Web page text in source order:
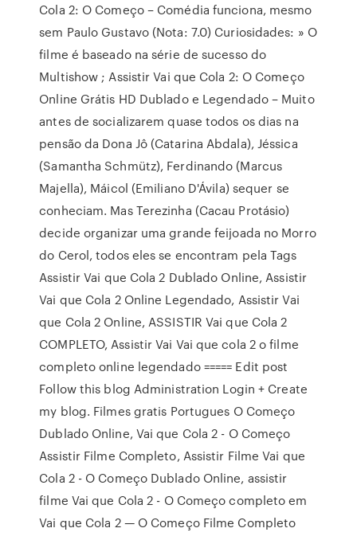
Cola 2: O Começo – Comédia funciona, mesmo
sem Paulo Gustavo (Nota: 7.0) Curiosidades: » O
filme é baseado na série de sucesso do
Multishow ; Assistir Vai que Cola 2: O Começo
Online Grátis HD Dublado e Legendado – Muito
antes de socializarem quase todos os dias na
pensão da Dona Jô (Catarina Abdala), Jéssica
(Samantha Schmütz), Ferdinando (Marcus
Majella), Máicol (Emiliano D'Ávila) sequer se
conheciam. Mas Terezinha (Cacau Protásio)
decide organizar uma grande feijoada no Morro
do Cerol, todos eles se encontram pela Tags
Assistir Vai que Cola 2 Dublado Online, Assistir
Vai que Cola 2 Online Legendado, Assistir Vai
que Cola 2 Online, ASSISTIR Vai que Cola 2
COMPLETO, Assistir Vai Vai que cola 2 o filme
completo online legendado ===== Edit post
Follow this blog Administration Login + Create
my blog. Filmes gratis Portugues O Começo
Dublado Online, Vai que Cola 2 - O Começo
Assistir Filme Completo, Assistir Filme Vai que
Cola 2 - O Começo Dublado Online, assistir
filme Vai que Cola 2 - O Começo completo em
Vai que Cola 2 — O Começo Filme Completo